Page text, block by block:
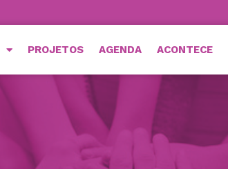
PROJETOS AGENDA ACONTECE